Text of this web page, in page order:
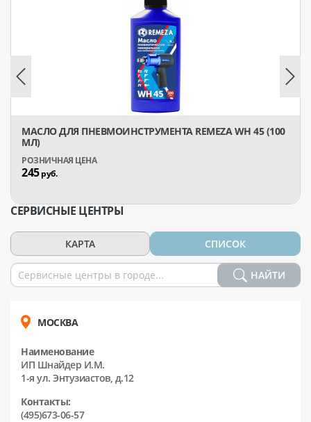
МАСЛО ДЛЯ ПНЕВМОИНСТРУМЕНТА REMEZA WH 45 (100
МЛ)
245руб.
СЕРВИСНЫЕ ЦЕНТРЫ
КАРТА СПИСОК
НАЙТИ
МОСКВА
Наименование
ИП Шнайдер И.М.
1-я ул. Энтузиастов, д.12
Контакты:
(495)673-06-57